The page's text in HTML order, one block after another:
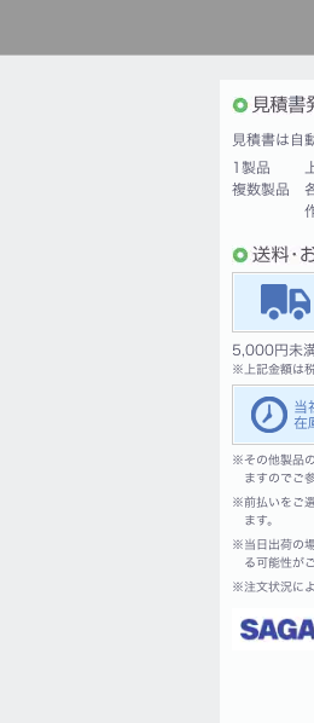
見積書は自
1製品
複数製品
5,000円未
※ 上記金額は
※その他製品
ますのでご
※前払いをご
ます。
※ 当日出荷の
る可能性が
※注文状況に